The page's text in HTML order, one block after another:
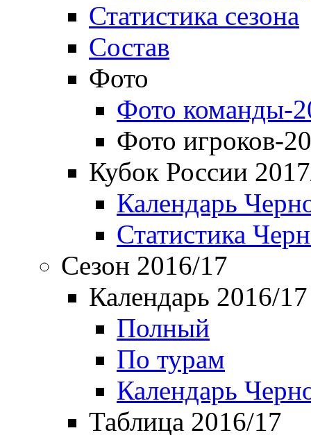
Статистика сезона
Состав
Фото
Фото команды-
Фото игроков-
Кубок России
Календарь
Статистика
Сезон 2016/17
Календарь 2016/17
Полный
По турам
Календарь
Таблица 2016/17